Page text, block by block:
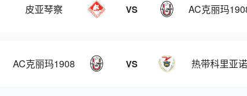
皮亚琴察 VS AC克丽玛
AC克丽玛1908 VS 热带科里亚诺